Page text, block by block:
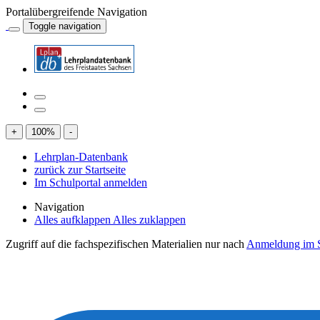
Portalübergreifende Navigation
Toggle navigation
+ 100% -
Lehrplan-Datenbank
zurück zur Startseite
Im Schulportal anmelden
Navigation
Alles aufklappen Alles zuklappen
Zugriff auf die fachspezifischen Materialien nur nach Anmeldung im